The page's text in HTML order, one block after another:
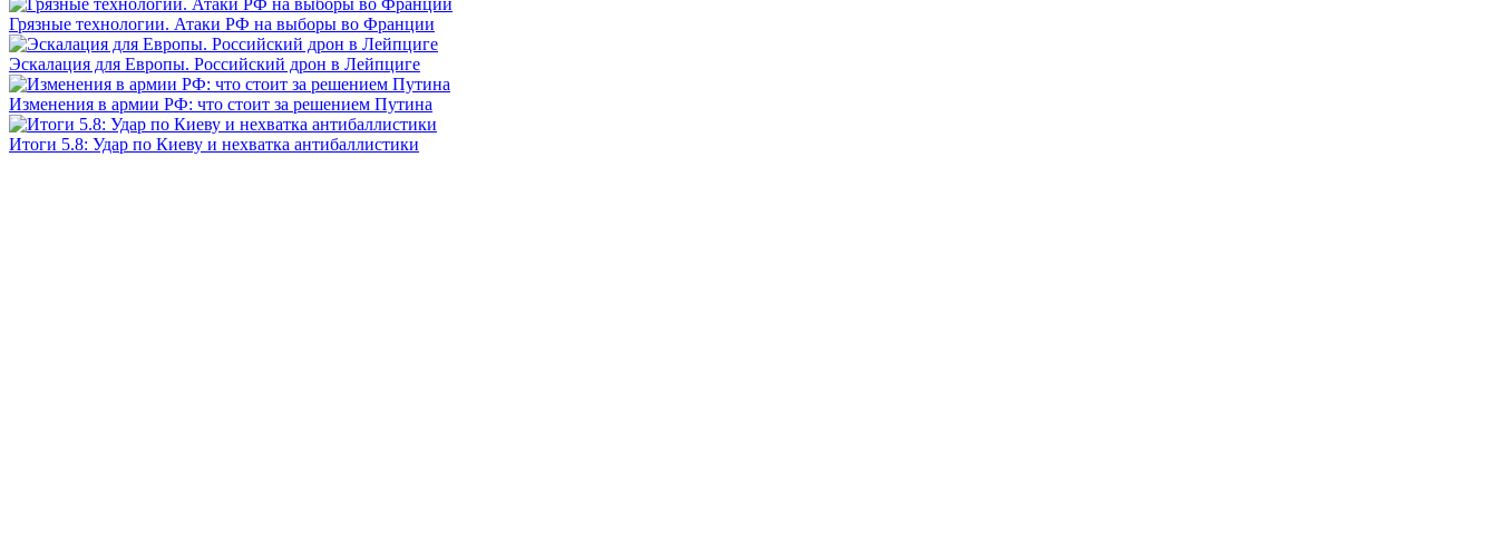
Грязные технологии. Атаки РФ на выборы во Франции
Эскалация для Европы. Российский дрон в Лейпциге
Изменения в армии РФ: что стоит за решением Путина
Итоги 5.8: Удар по Киеву и нехватка антибаллистики